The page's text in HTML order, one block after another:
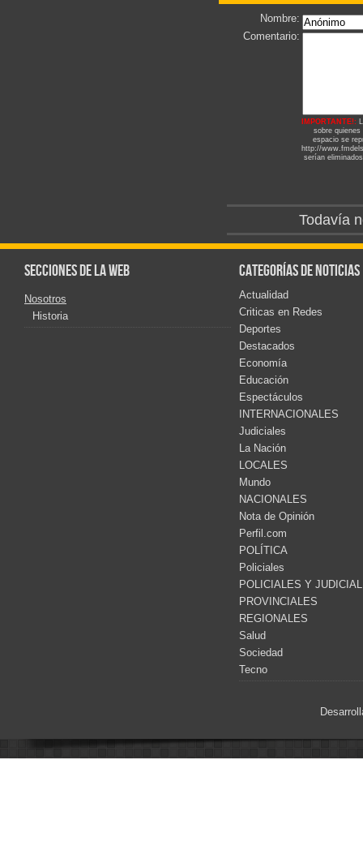
Nombre:
Comentario:
IMPORTANTE!:
sobre
espacio se
http://
serían
Todavía
Secciones de la web
Nosotros
Historia
Categorías de noticias
Actualidad
Criticas en Redes
Deportes
Destacados
Economía
Educación
Espectáculos
INTERNACIONALES
Judiciales
La Nación
LOCALES
Mundo
NACIONALES
Nota de Opinión
Perfil.com
POLÍTICA
Policiales
POLICIALES Y
PROVINCIALES
REGIONALES
Salud
Sociedad
Tecno